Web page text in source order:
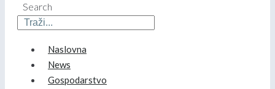
Search
Naslovna
News
Gospodarstvo